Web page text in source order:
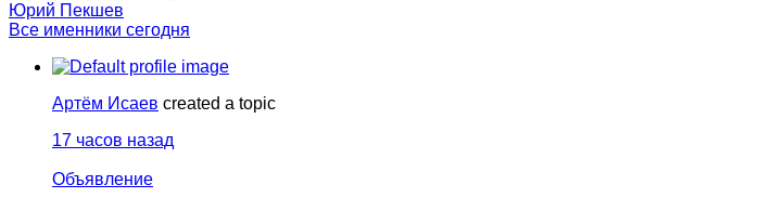
Юрий Пекшев
Все именники сегодня
Артём Исаев created a topic
17 часов назад
Объявление